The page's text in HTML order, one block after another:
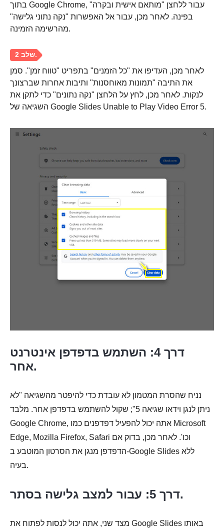
בתוך Google Chrome, עבור ללחצן "מותאם אישית ובקרה"
בפינה. לאחר מכן, עבור אל האפשרות "נקה נתוני גלישה"
מהרשימה הזמינה.
לאחר מכן, העדיפו את "כל הזמנים" בתפריט "טווח זמן". סמן
את התיבה "תמונות מאוחסנות" ותיבות אחרות שברצונך
לנקות. לאחר מכן, לחץ על הלחצן "נקה נתונים" כדי לתקן את
השגיאה של Google Slides Unable to Play Video Error 5.
דרך 4: השתמש בדפדפן אינטרנט
אחר.
נניח שהסרת המטמון לא עובדת כדי להיפטר מהשגיאה "לא
ניתן לנגן וידאו שגיאה 5"; שקול להשתמש בדפדפן אחר. מלבד
Google Chrome, אתה יכול להפעיל דפדפנים כמו Microsoft
Edge, Mozilla Firefox, Safari וכו'. לאחר מכן, בדוק אם
הדפדפן מנגן את הסרטון המוטבע ב-Google Slides ללא
בעיה.
דרך 5: עבור למצב גלישה בסתר.
מצד שני, אתה יכול לנסות לפתוח את Google Slides באותו